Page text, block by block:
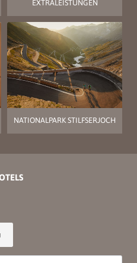
EXTRALEISTUNGEN
NATIONALPARK STILFSERJOCH